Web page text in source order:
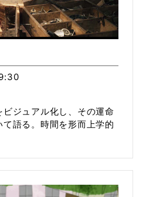
ビジュアル化し、その運命
語る。時間を形而上学的